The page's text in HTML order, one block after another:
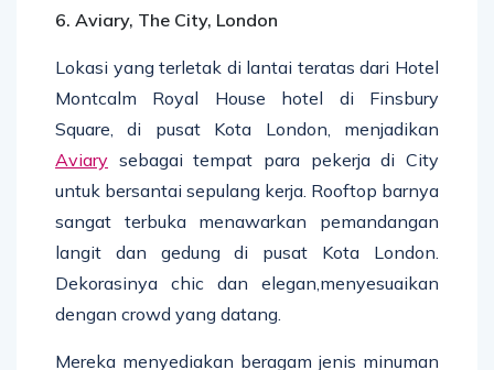
6. Aviary, The City, London
Lokasi yang terletak di lantai teratas dari Hotel
Montcalm Royal House hotel di Finsbury
Square, di pusat Kota London, menjadikan
Aviary sebagai tempat para pekerja di City
untuk bersantai sepulang kerja. Rooftop barnya
sangat terbuka menawarkan pemandangan
langit dan gedung di pusat Kota London.
Dekorasinya chic dan elegan,menyesuaikan
dengan crowd yang datang.
Mereka menyediakan beragam jenis minuman